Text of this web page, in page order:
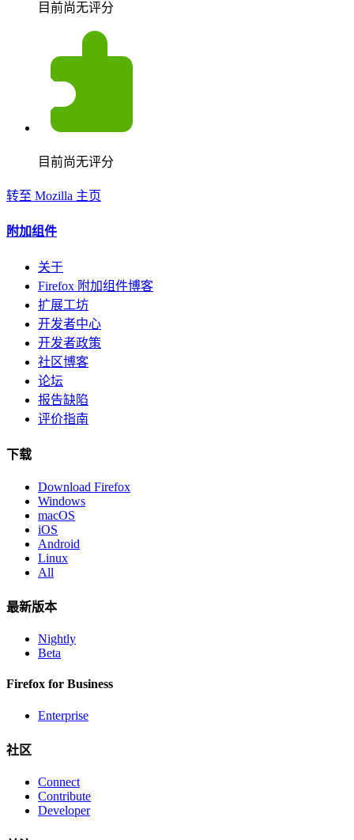
目前尚无评分
目前尚无评分
转至 Mozilla 主页
附加组件
关于
Firefox 附加组件博客
扩展工坊
开发者中心
开发者政策
社区博客
论坛
报告缺陷
评价指南
下载
Download Firefox
Windows
macOS
iOS
Android
Linux
All
最新版本
Nightly
Beta
Firefox for Business
Enterprise
社区
Connect
Contribute
Developer